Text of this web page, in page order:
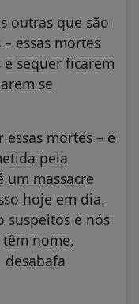
outras que são
essas mortes
sequer ficarem
se
mortes – e
pela
um massacre
hoje em dia.
suspeitos e nós
nome,
desabafa